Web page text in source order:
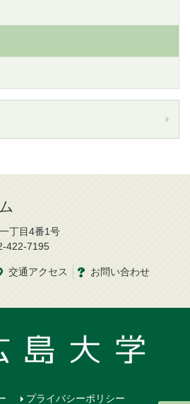
丁目4番1号
422-7195
交通アクセス お問い合わせ
プライバシーポリシー